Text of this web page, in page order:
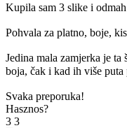
Kupila sam 3 slike i
Pohvala za platno, boje,
Jedina mala zamjerka je
boja, čak i kad ih više
Svaka preporuka!
Hasznos?
3 3